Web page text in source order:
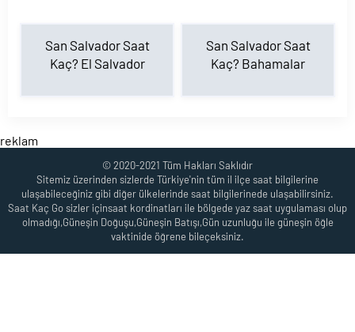
San Salvador Saat
Kaç? El Salvador
San Salvador Saat
Kaç? Bahamalar
reklam
© 2020-2021 Tüm Hakları Saklıdır
Sitemiz üzerinden sizlerde Türkiye'nin tüm il ilçe saat bilgilerine
ulaşabileceğiniz gibi diğer ülkelerinde saat bilgilerinede ulaşabilirsiniz.
Saat Kaç Go sizler içinsaat kordinatları ile bölgede yaz saat uygulaması olup
olmadığı,Güneşin Doğuşu,Güneşin Batışı,Gün uzunluğu ile güneşin öğle
vaktinide öğrene bileçeksiniz.